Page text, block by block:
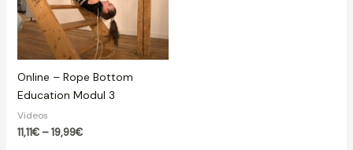
Online – Rope Bottom
Education Modul 3
Videos
11,11€ –19,99€Preisspanne: